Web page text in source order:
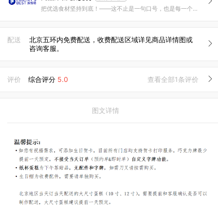
把优选食材坚持到底！——这不止是一句口号，也是每一个派悦坊人每天在做的事情。
配送
北京五环内免费配送，收费配送区域详见商品详情图或
咨询客服。
评价 综合评分 5.0 查看全部1条评价
图文详情